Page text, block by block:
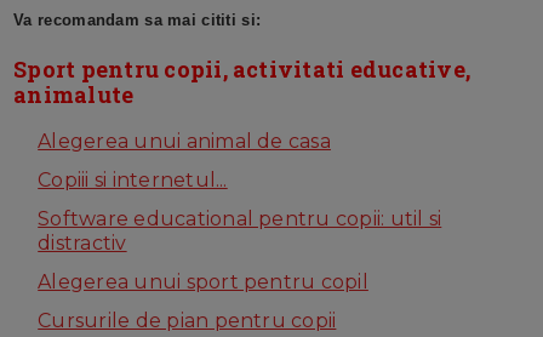
Va recomandam sa mai cititi si:
Sport pentru copii, activitati educative,
animalute
Alegerea unui animal de casa
Copiii si internetul...
Software educational pentru copii: util si
distractiv
Alegerea unui sport pentru copil
Cursurile de pian pentru copii